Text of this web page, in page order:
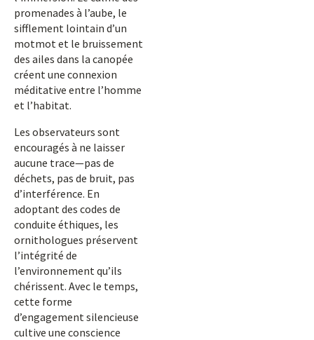
promenades à l’aube, le
sifflement lointain d’un
motmot et le bruissement
des ailes dans la canopée
créent une connexion
méditative entre l’homme
et l’habitat.
Les observateurs sont
encouragés à ne laisser
aucune trace—pas de
déchets, pas de bruit, pas
d’interférence. En
adoptant des codes de
conduite éthiques, les
ornithologues préservent
l’intégrité de
l’environnement qu’ils
chérissent. Avec le temps,
cette forme
d’engagement silencieuse
cultive une conscience